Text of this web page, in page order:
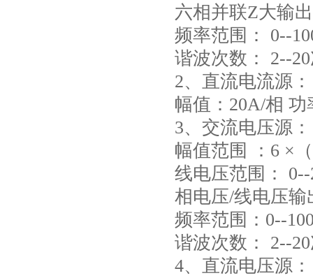
六相并联Z大输
频率范围： 0--
谐波次数： 2--
2、直流电流源：
幅值：20A/相 功
3、交流电压源：
幅值范围 ：6 ×
线电压范围：
相电压/线电压输
频率范围：0--
谐波次数： 2--
4、直流电压源：